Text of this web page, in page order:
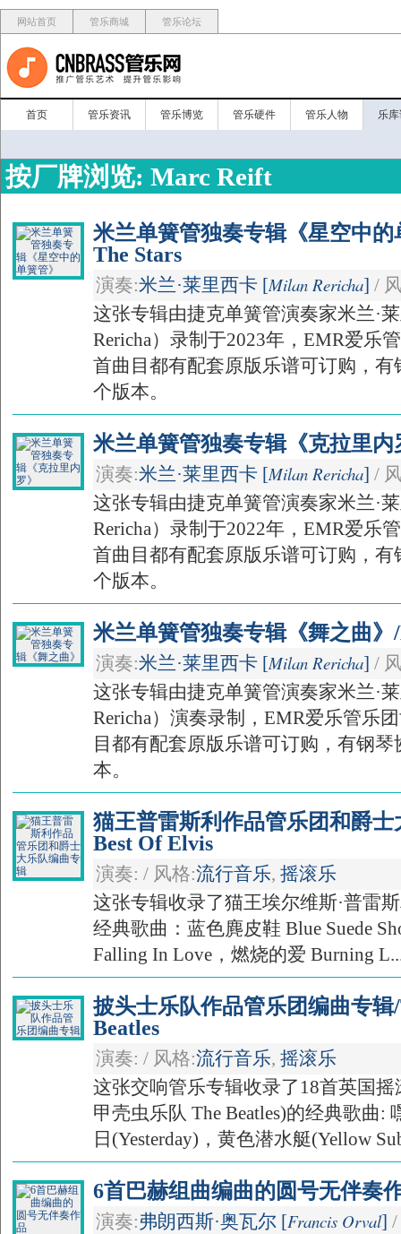
网站首页 管乐商城 管乐论坛
首页 管乐资讯 管乐博览 管乐硬件 管乐人物 乐
按厂牌浏览: Marc Reift
米兰单簧管独奏专辑《星空中
The Stars
演奏:米兰·莱里西卡 [Milan Rericha] /
这张专辑由捷克单簧管演奏家米兰·
Rericha）录制于2023年，EMR爱乐
首曲目都有配套原版乐谱可订购，
个版本。
米兰单簧管独奏专辑《克拉里
演奏:米兰·莱里西卡 [Milan Rericha] /
这张专辑由捷克单簧管演奏家米兰·
Rericha）录制于2022年，EMR爱乐
首曲目都有配套原版乐谱可订购，
个版本。
米兰单簧管独奏专辑《舞之曲》
演奏:米兰·莱里西卡 [Milan Rericha] /
这张专辑由捷克单簧管演奏家米兰·
Rericha）演奏录制，EMR爱乐管乐
目都有配套原版乐谱可订购，有钢
本。
猫王普雷斯利作品管乐团和爵
Best Of Elvis
演奏: / 风格:流行音乐, 摇滚乐
这张专辑收录了猫王埃尔维斯·普雷
经典歌曲：蓝色麂皮鞋 Blue Suede
Falling In Love，燃烧的爱 Burning
披头士乐队作品管乐团编曲专辑
Beatles
演奏: / 风格:流行音乐, 摇滚乐
这张交响管乐专辑收录了18首英国
甲壳虫乐队 The Beatles)的经典歌曲:
日(Yesterday)，黄色潜水艇(Yellow
6首巴赫组曲编曲的圆号无伴奏
演奏:弗朗西斯·奥瓦尔 [Francis Orval] /